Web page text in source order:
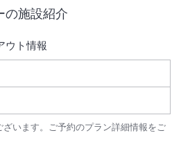
の施設紹介
ウト情報
います。ご予約のプラン詳細情報をご